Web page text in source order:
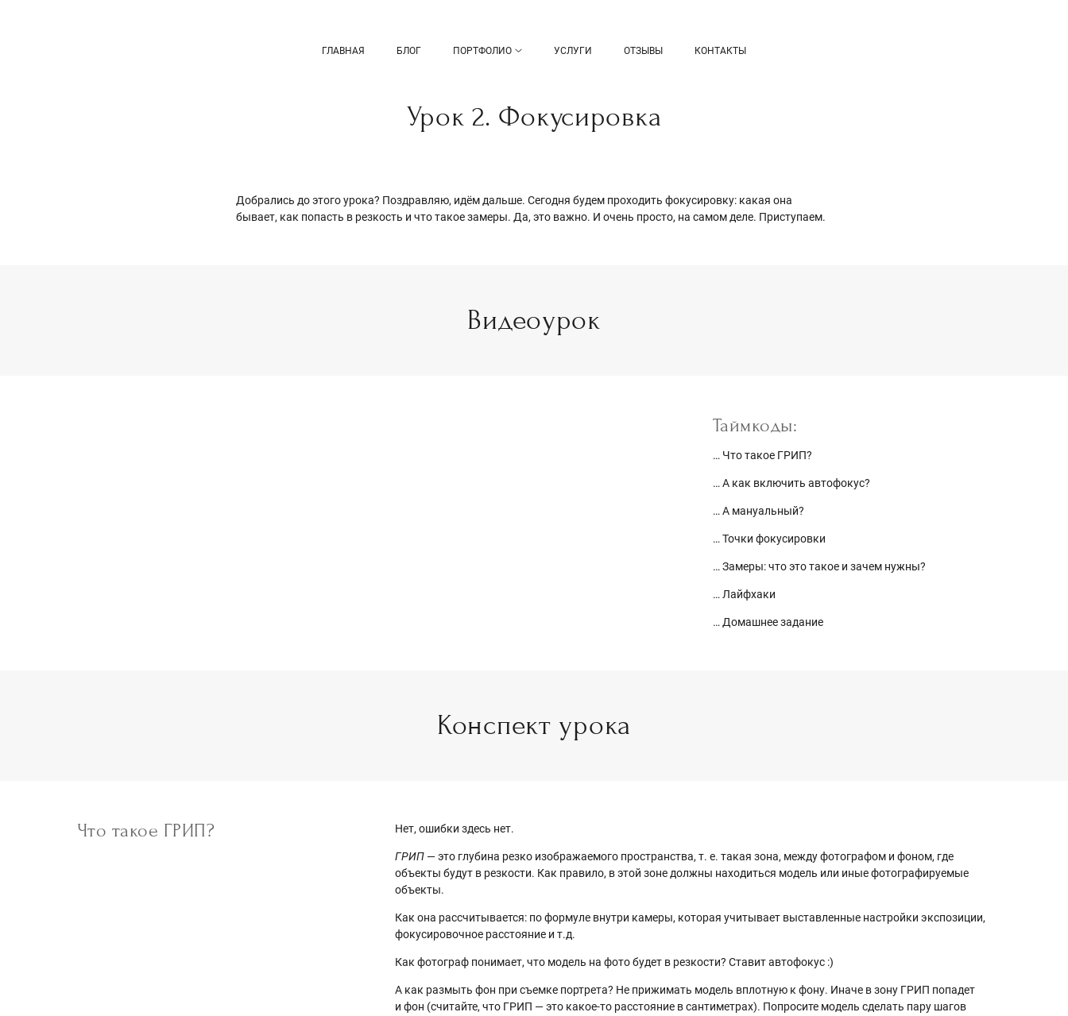
ГЛАВНАЯ БЛОГ ПОРТФОЛИО УСЛУГИ ОТЗЫВЫ КОНТАКТЫ
Урок 2. Фокусировка
Добрались до этого урока? Поздравляю, идём дальше. Сегодня будем проходить фокусировку: какая она
бывает, как попасть в резкость и что такое замеры. Да, это важно. И очень просто, на самом деле. Приступаем.
Видеоурок
Таймкоды:
… Что такое ГРИП?
… А как включить автофокус?
… А мануальный?
… Точки фокусировки
… Замеры: что это такое и зачем нужны?
… Лайфхаки
… Домашнее задание
Конспект урока
Что такое ГРИП? Нет, ошибки здесь нет.
ГРИП — это глубина резко изображаемого пространства, т. е. такая зона, между фотографом и фоном, где
объекты будут в резкости. Как правило, в этой зоне должны находиться модель или иные фотографируемые
объекты.
Как она рассчитывается: по формуле внутри камеры, которая учитывает выставленные настройки экспозиции,
фокусировочное расстояние и т.д.
Как фотограф понимает, что модель на фото будет в резкости? Ставит автофокус :)
А как размыть фон при съемке портрета? Не прижимать модель вплотную к фону. Иначе в зону ГРИП попадет
и фон (считайте, что ГРИП — это какое-то расстояние в сантиметрах). Попросите модель сделать пару шагов